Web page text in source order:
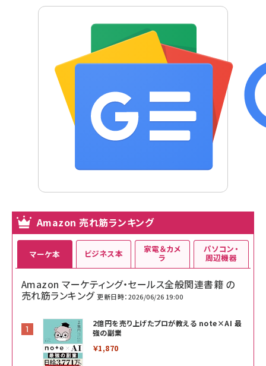
Amazon 売れ筋ランキング
マーケ本
Amazon マーケティング・セールス全般関連書籍 の
売れ筋ランキング 更新日時：2026/06/26 19:00
2億円を売り上げたプロが教える note×AI 最
強の副業
￥1,870
ビジネス本 家電＆カメ
ラ
パソコン・
周辺機器